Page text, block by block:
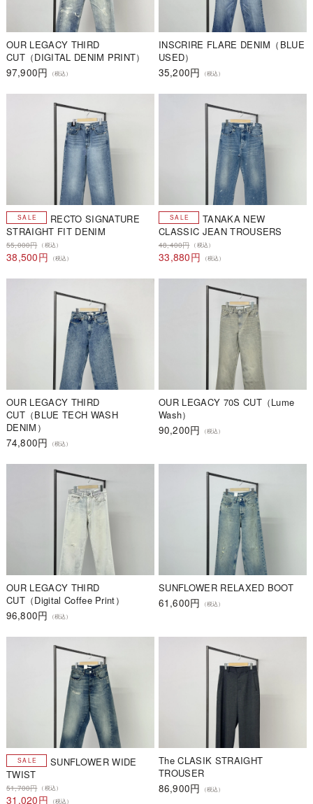
OUR LEGACY THIRD
CUT（DIGITAL DENIM PRINT）
97,900円
（税込）
INSCRIRE FLARE DENIM（BLUE
USED）
35,200円
（税込）
RECTO SIGNATURE
STRAIGHT FIT DENIM
55,000円 （税込）
38,500円 （税込）
TANAKA NEW
CLASSIC JEAN TROUSERS
48,400円 （税込）
33,880円 （税込）
OUR LEGACY THIRD
CUT（BLUE TECH WASH
DENIM）
74,800円
（税込）
OUR LEGACY 70S CUT（Lume
Wash）
90,200円
（税込）
OUR LEGACY THIRD
CUT（Digital Coffee Print）
96,800円
（税込）
SUNFLOWER RELAXED BOOT
61,600円
（税込）
SUNFLOWER WIDE
TWIST
51,700円 （税込）
31,020円 （税込）
The CLASIK STRAIGHT
TROUSER
86,900円
（税込）